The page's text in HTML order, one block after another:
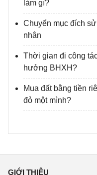
làm gì?
Chuyển mục đích
nhân
Thời gian đi công
hưởng BHXH?
Mua đất bằng tiền
đỏ một mình?
GIỚI THIỆU